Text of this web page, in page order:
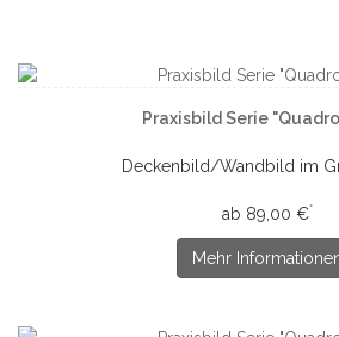
Praxisbild Serie
Deckenbild/Wandbild im
ab 89,00 €*
Mehr